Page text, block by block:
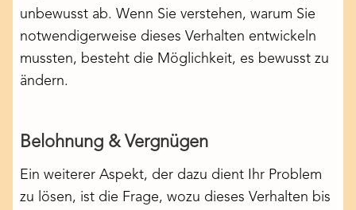
unbewusst ab. Wenn Sie verstehen, warum Sie
notwendigerweise dieses Verhalten entwickeln
mussten, besteht die Möglichkeit, es bewusst zu
ändern.
Belohnung & Vergnügen
Ein weiterer Aspekt, der dazu dient Ihr Problem
zu lösen, ist die Frage, wozu dieses Verhalten bis